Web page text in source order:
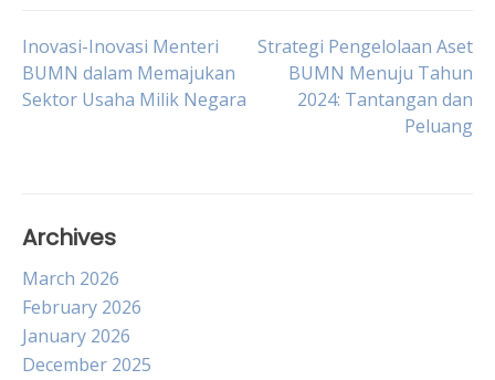
Post
navigation
Inovasi-Inovasi Menteri
BUMN dalam Memajukan
Sektor Usaha Milik Negara
Strategi Pengelolaan Aset
BUMN Menuju Tahun
2024: Tantangan dan
Peluang
Archives
March 2026
February 2026
January 2026
December 2025